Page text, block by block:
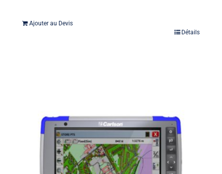
Ajouter au Devis
Détails